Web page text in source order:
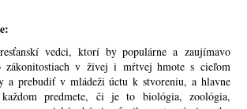
vedci, ktorí by populárne a zaujímavo
zákonitostiach v živej i mŕtvej hmote s cieľom
a prebudiť v mládeži úctu k stvoreniu, a hlavne
predmete, či je to biológia, zoológia,